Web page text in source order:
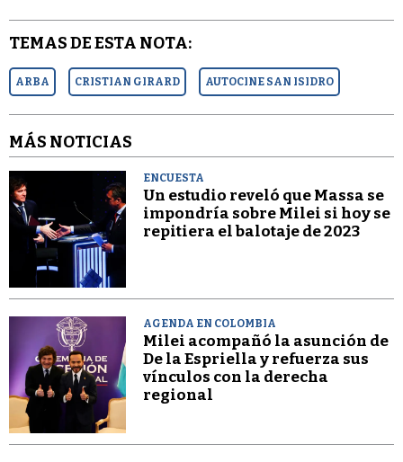
TEMAS DE ESTA NOTA:
ARBA CRISTIAN GIRARD AUTOCINE SAN ISIDRO
MÁS NOTICIAS
ENCUESTA
Un estudio reveló que Massa se
impondría sobre Milei si hoy se
repitiera el balotaje de 2023
AGENDA EN COLOMBIA
Milei acompañó la asunción de
De la Espriella y refuerza sus
vínculos con la derecha
regional